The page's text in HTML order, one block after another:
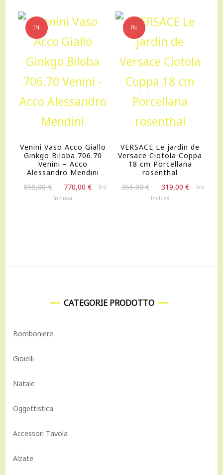
IN
OFFERTA!
Venini Vaso Acco Giallo
Ginkgo Biloba 706.70
Venini – Acco
Alessandro Mendini
855,00€
prezzo
770,00€
IlIva
Inclusa
IN
OFFERTA!
VERSACE Le jardin de
Versace Ciotola Coppa
18 cm Porcellana
rosenthal
355,00€
prezzo
319,00 €
IlIva
Inclusa
CATEGORIE PRODOTTO
Bomboniere
Gioielli
Natale
Oggettistica
Accessori Tavola
Alzate